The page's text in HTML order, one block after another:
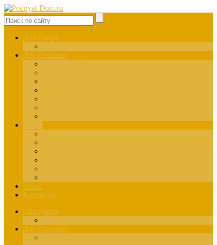
Для Двора
Для Стройки
О нас
Контакты
Для Двора
Для Стройки